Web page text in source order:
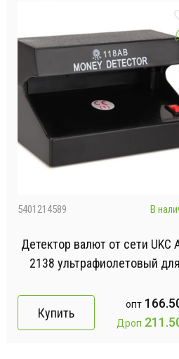
5401214589 В
Детектор валют от сети UKC
2138 ультрафиолетовый для
Купить
опт
Дроп